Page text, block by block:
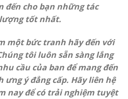
đến cho bạn những tác
tốt nhất.
một bức tranh hãy đến với
tôi luôn sẵn sàng lắng
cầu của ban để mang đến
ý đẳng cấp. Hãy liên hệ
nay để có trải nghiệm tuyệt